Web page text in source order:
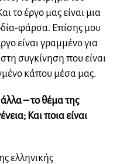
το έργο μας είναι μια
φάρσα. Επίσης μου
είναι γραμμένο για
συγκίνηση που είναι
κάπου μέσα μας.
– το θέμα της
Και ποια είναι
ελληνικής